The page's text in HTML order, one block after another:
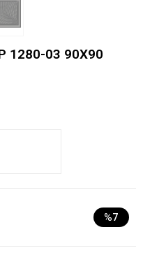
1280-03 90X90
%7